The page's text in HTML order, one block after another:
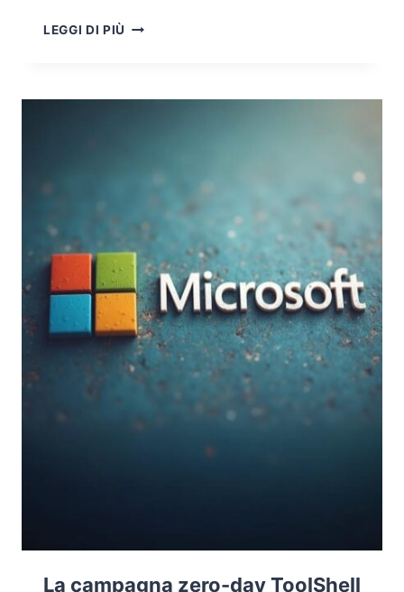
LEGGI DI PIÙ CYBERCRISI
DI
NELL’EPICENTRO
GUERRA
CYBER
GLOBALE
La campagna zero-day ToolShell